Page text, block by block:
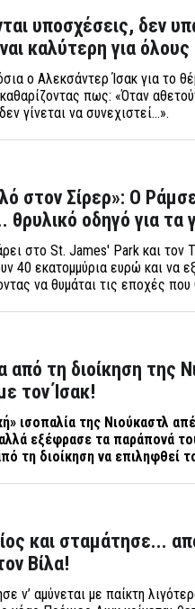
υποσχέσεις, δεν
καλύτερη για
ο Αλεκσάντερ Ίσακ για το
πως: «Όταν
γίνεται να συνεχιστεί...».
στον Σίρερ»: Ο
θρυλικό οδηγό για τα
στο St. James' Park και τον
40 εκατομμύρια ευρώ και να
να θυμάται τις εποχές που
από τη διοίκηση της
τον Ίσακ!
ισοπαλία της Νιούκαστλ
εξέφρασε τα παράπονά
τη διοίκηση να επιληφθεί
και σταμάτησε...
Βίλα!
ν’ αμύνεται με παίκτη